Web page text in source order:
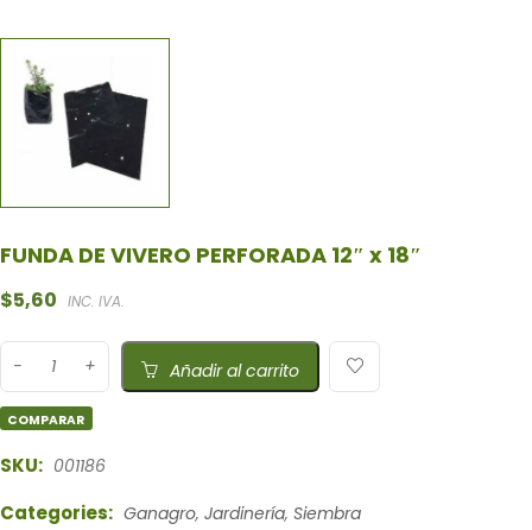
FUNDA DE VIVERO PERFORADA 12″ x 18″
$5,60 INC. IVA.
Añadir al carrito
COMPARAR
SKU: 001186
Categories: Ganagro, Jardinería, Siembra